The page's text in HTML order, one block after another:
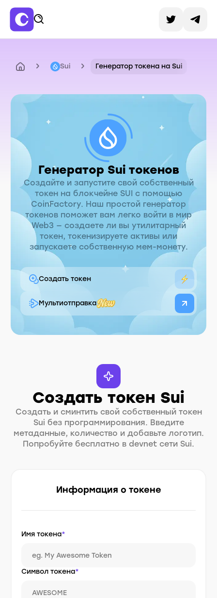
Sui Генератор токена на Sui
Генератор Sui токенов
Создайте и запустите свой собственный
токен на блокчейне SUI с помощью
CoinFactory. Наш простой генератор
токенов поможет вам легко войти в мир
Web3 — создаете ли вы утилитарный
токен, токенизируете активы или
запускаете собственную мем-монету.
Создать токен
Мультиотправка
Создать токен Sui
Создать и сминтить свой собственный токен
Sui без программирования. Введите
метаданные, количество и добавьте логотип.
Попробуйте бесплатно в devnet сети Sui.
Информация о токене
Имя токена*
Символ токена*